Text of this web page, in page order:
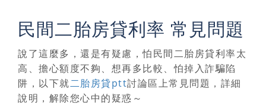
民間二胎房貸利率 常見問題
說了這麼多，還是有疑慮，怕民間二胎房貸利率太
高、擔心額度不夠、想再多比較、怕掉入詐騙陷
阱，以下就二胎房貸ptt討論區上常見問題，詳細
說明，解除您心中的疑惑～